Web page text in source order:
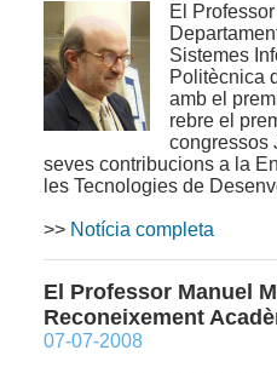
El
Sistemes
Politècnica
amb el
rebre el
congressos
seves contribucions a la
les Tecnologies de
>> Notícia completa
El Professor Manuel
Reconeixement
07-07-2008